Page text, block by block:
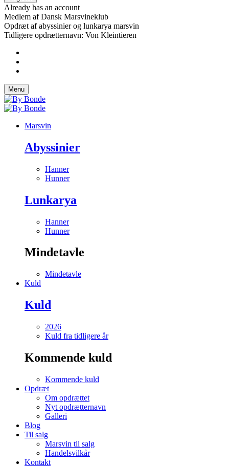
Already has an account
Medlem af Dansk Marsvineklub
Opdræt af abyssinier og lunkarya marsvin
Tidligere opdrætternavn: Von Kleintieren
Menu
Marsvin
Abyssinier
Hanner
Hunner
Lunkarya
Hanner
Hunner
Mindetavle
Mindetavle
Kuld
Kuld
2026
Kuld fra tidligere år
Kommende kuld
Kommende kuld
Opdræt
Om opdrættet
Nyt opdrætternavn
Galleri
Blog
Til salg
Marsvin til salg
Handelsvilkår
Kontakt